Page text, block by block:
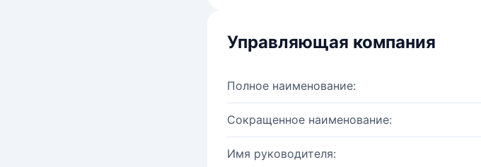
Управляющая компания
Полное наименование:
Сокращенное наименование:
Имя руководителя: